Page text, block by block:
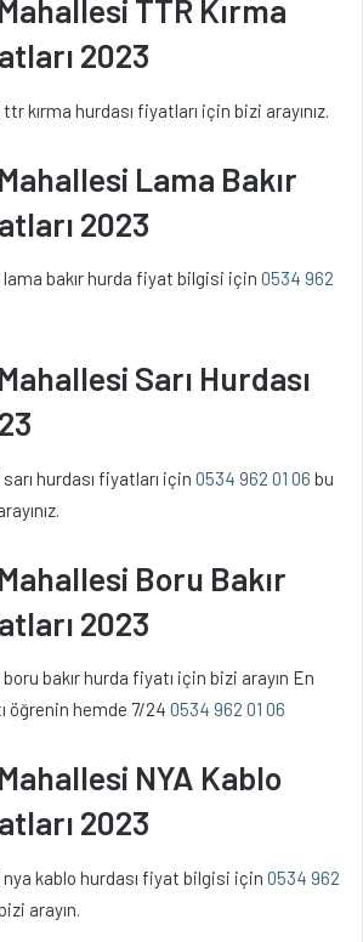
TTR Kırma
2023
kırma hurdası fiyatları için bizi arayınız.
Lama Bakır
2023
bakır hurda fiyat bilgisi için 0534 962
Sarı Hurdası
hurdası fiyatları için 0534 962 01 06 bu
Boru Bakır
2023
bakır hurda fiyatı için bizi arayın En
öğrenin hemde 7/24 0534 962 01 06
NYA Kablo
2023
kablo hurdası fiyat bilgisi için 0534 962
arayın.